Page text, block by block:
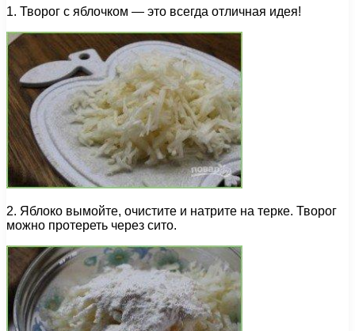
1. Творог с яблочком — это всегда отличная идея!
2. Яблоко вымойте, очистите и натрите на терке. Творог
можно протереть через сито.